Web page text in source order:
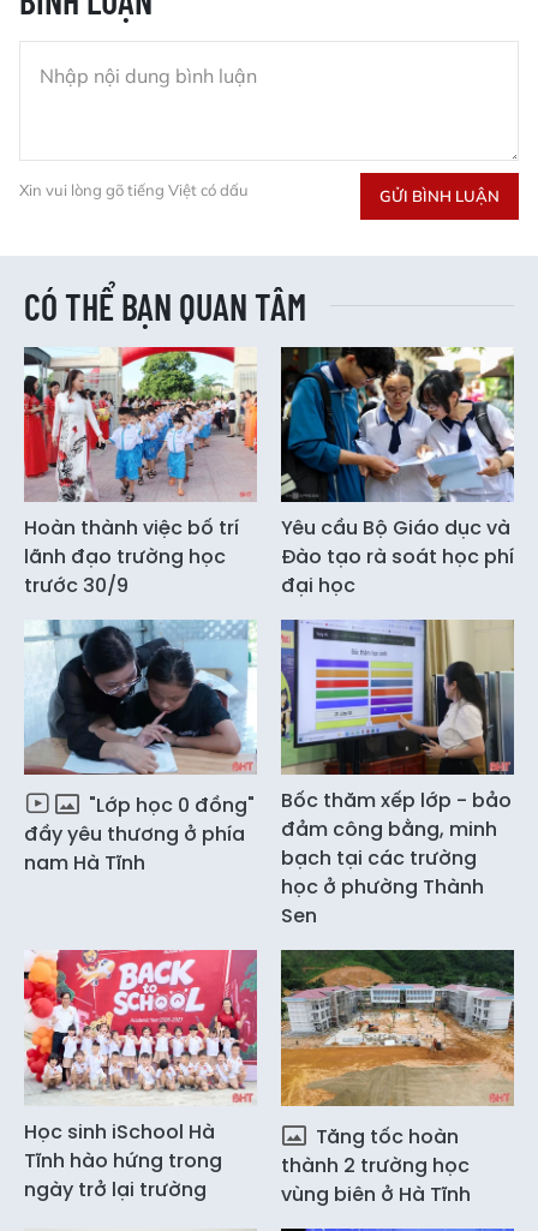
Xin vui lòng gõ tiếng Việt có dấu GỬI BÌNH LUẬN
CÓ THỂ BẠN QUAN TÂM
Hoàn thành việc bố trí
lãnh đạo trường học
trước 30/9
Yêu cầu Bộ Giáo dục và
Đào tạo rà soát học phí
đại học
"Lớp học 0 đồng"
đầy yêu thương ở phía
nam Hà Tĩnh
Bốc thăm xếp lớp - bảo
đảm công bằng, minh
bạch tại các trường
học ở phường Thành
Sen
Học sinh iSchool Hà
Tĩnh hào hứng trong
ngày trở lại trường
Tăng tốc hoàn
thành 2 trường học
vùng biên ở Hà Tĩnh